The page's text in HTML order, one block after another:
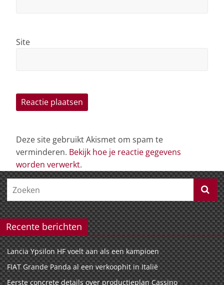
Site
Deze site gebruikt Akismet om spam te
verminderen. Bekijk hoe je reactie gegevens
worden verwerkt.
Recente berichten
Lancia Ypsilon HF voelt aan als een kampioen
FIAT Grande Panda al een verkoophit in Italië
Eerste concrete details over productieplan Cassino